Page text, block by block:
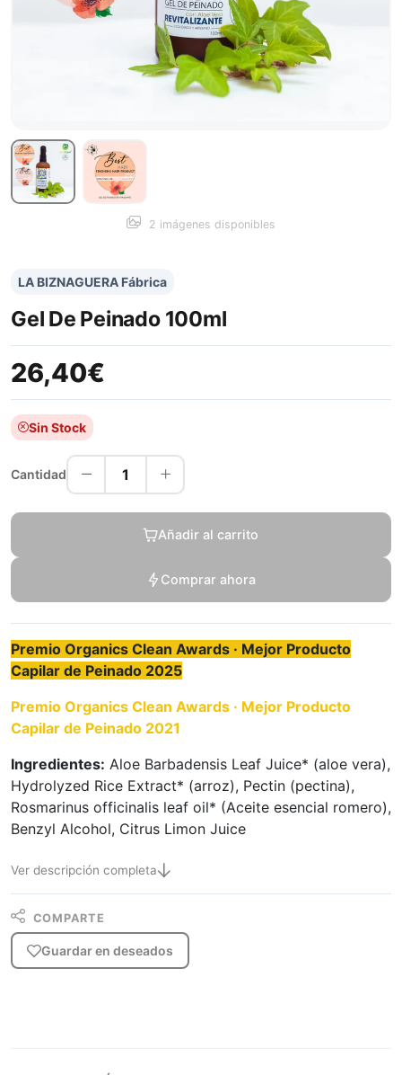
2 imágenes disponibles
LA BIZNAGUERA Fábrica
Gel De Peinado 100ml
26,40€
Sin Stock
Cantidad 1
Añadir al carrito
Comprar ahora
Premio Organics Clean Awards · Mejor Producto
Capilar de Peinado 2025
Premio Organics Clean Awards · Mejor Producto
Capilar de Peinado 2021
Ingredientes: Aloe Barbadensis Leaf Juice* (aloe vera),
Hydrolyzed Rice Extract* (arroz), Pectin (pectina),
Rosmarinus officinalis leaf oil* (Aceite esencial romero),
Benzyl Alcohol, Citrus Limon Juice
Ver descripción completa
COMPARTE
Guardar en deseados